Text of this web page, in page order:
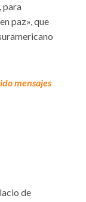
para
paz», que
mensajes
de